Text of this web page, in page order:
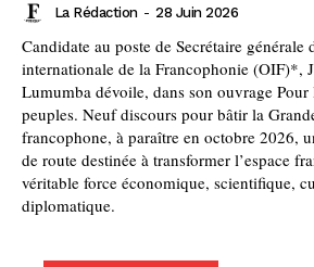
La Rédaction - 28 Juin 2026
Candidate au poste de Secrétaire générale
internationale de la Francophonie (OIF)*,
Lumumba dévoile, dans son ouvrage
peuples. Neuf discours pour bâtir la
francophone, à paraître en octobre 2026,
de route destinée à transformer l’espace
véritable force économique, scientifique,
diplomatique.